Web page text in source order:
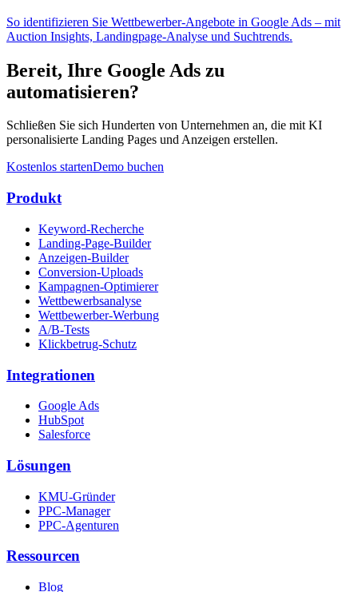
So identifizieren Sie Wettbewerber-Angebote in Google Ads – mit
Auction Insights, Landingpage-Analyse und Suchtrends.
Bereit, Ihre Google Ads zu
automatisieren?
Schließen Sie sich Hunderten von Unternehmen an, die mit KI
personalisierte Landing Pages und Anzeigen erstellen.
Kostenlos startenDemo buchen
Produkt
Keyword-Recherche
Landing-Page-Builder
Anzeigen-Builder
Conversion-Uploads
Kampagnen-Optimierer
Wettbewerbsanalyse
Wettbewerber-Werbung
A/B-Tests
Klickbetrug-Schutz
Integrationen
Google Ads
HubSpot
Salesforce
Lösungen
KMU-Gründer
PPC-Manager
PPC-Agenturen
Ressourcen
Blog